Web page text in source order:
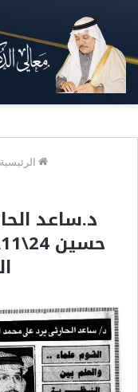
الرئيسية
د.ساعد